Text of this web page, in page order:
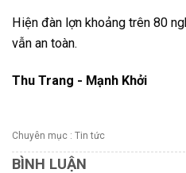
Hiện đàn lợn khoảng trên 80
vẫn an toàn.
Thu Trang - Mạnh Khởi
Chuyên mục : Tin tức
BÌNH LUẬN